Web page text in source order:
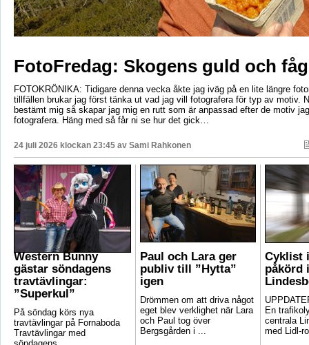
FotoFredag: Skogens guld och
FOTOKRÖNIKA: Tidigare denna vecka åkte jag iväg på en lite längre
tillfällen brukar jag först tänka ut vad jag vill fotografera för typ av motiv.
bestämt mig så skapar jag mig en rutt som är anpassad efter de motiv
fotografera. Häng med så får ni se hur det gick…
24 juli 2026 klockan 23:45 av Sami Rahkonen
Western Bunny
gästar söndagens
travtävlingar:
”Superkul”
På söndag körs nya
travtävlingar på Fornaboda
Travtävlingar med
Paul och Lara ger
publiv till ”Hytta”
igen
Drömmen om att driva något
eget blev verklighet när Lara
och Paul tog över
Bergsgården i ...
Cyklist
påkörd
En
centrala
med Lidl-